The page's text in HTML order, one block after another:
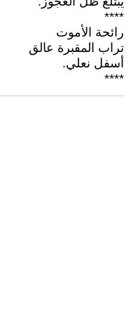
****
رائحة الأموت
تراب المقبرة عالق
أسفل نعلي.
****